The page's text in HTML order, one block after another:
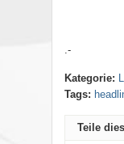
.-
Kategorie:
Tags:
Teile